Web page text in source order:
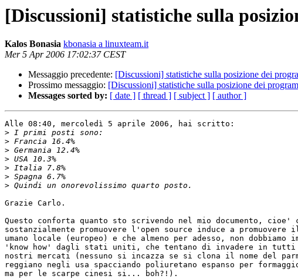
[Discussioni] statistiche sulla
Kalos Bonasia kbonasia a linuxteam.it
Mer 5 Apr 2006 17:02:37 CEST
Messaggio precedente: [Discussioni] statistiche sulla posizione dei
Prossimo messaggio: [Discussioni] statistiche sulla posizione dei
Messages sorted by: [ date ] [ thread ] [ subject ] [ author ]
Alle 08:40, mercoledì 5 aprile 2006, hai scritto:
>
>
>
>
>
>
>
Grazie Carlo.
Questo conforta quanto sto scrivendo nel mio documento, cioe'
sostanzialmente promuovere l'open source induce a
umano locale (europeo) e che almeno per adesso, non dobbiamo
'know how' dagli stati uniti, che tentano di invadere in
nostri mercati (nessuno si incazza se si clona il nome del
reggiano negli usa spacciando poliuretano espanso per
ma per le scarpe cinesi si... boh?!).